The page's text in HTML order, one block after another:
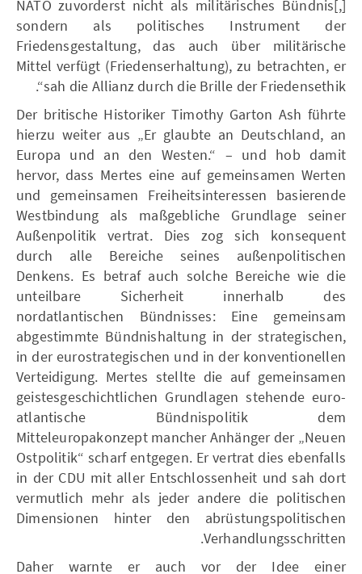
NATO zuvorderst nicht als militärisches Bündnis[,]
sondern als politisches Instrument der
Friedensgestaltung, das auch über militärische
Mittel verfügt (Friedenserhaltung), zu betrachten, er
sah die Allianz durch die Brille der Friedensethik“.
Der britische Historiker Timothy Garton Ash führte
hierzu weiter aus „Er glaubte an Deutschland, an
Europa und an den Westen.“ – und hob damit
hervor, dass Mertes eine auf gemeinsamen Werten
und gemeinsamen Freiheitsinteressen basierende
Westbindung als maßgebliche Grundlage seiner
Außenpolitik vertrat. Dies zog sich konsequent
durch alle Bereiche seines außenpolitischen
Denkens. Es betraf auch solche Bereiche wie die
unteilbare Sicherheit innerhalb des
nordatlantischen Bündnisses: Eine gemeinsam
abgestimmte Bündnishaltung in der strategischen,
in der eurostrategischen und in der konventionellen
Verteidigung. Mertes stellte die auf gemeinsamen
geistesgeschichtlichen Grundlagen stehende euro-
atlantische Bündnispolitik dem
Mitteleuropakonzept mancher Anhänger der „Neuen
Ostpolitik“ scharf entgegen. Er vertrat dies ebenfalls
in der CDU mit aller Entschlossenheit und sah dort
vermutlich mehr als jeder andere die politischen
Dimensionen hinter den abrüstungspolitischen
Verhandlungsschritten.
Daher warnte er auch vor der Idee einer